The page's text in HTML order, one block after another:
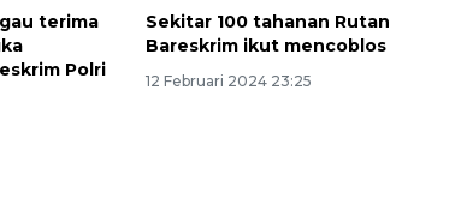
terima
Polri
Sekitar 100 tahanan Rutan
Bareskrim ikut mencoblos
12 Februari 2024 23:25